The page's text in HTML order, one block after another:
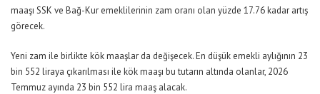
maaşı SSK ve Bağ-Kur emeklilerinin zam oranı olan yüzde 17.76 kadar artış
görecek.
Yeni zam ile birlikte kök maaşlar da değişecek. En düşük emekli aylığının 23
bin 552 liraya çıkarılması ile kök maaşı bu tutarın altında olanlar, 2026
Temmuz ayında 23 bin 552 lira maaş alacak.